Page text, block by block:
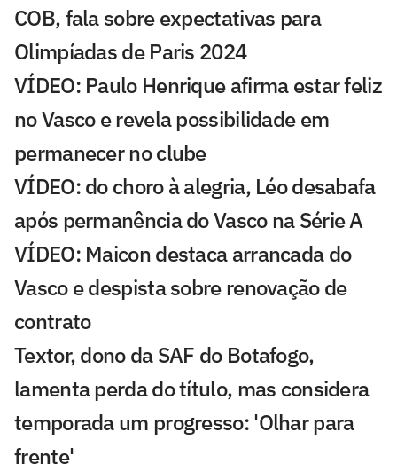
COB, fala sobre expectativas para
Olimpíadas de Paris 2024
VÍDEO: Paulo Henrique afirma estar feliz
no Vasco e revela possibilidade em
permanecer no clube
VÍDEO: do choro à alegria, Léo desabafa
após permanência do Vasco na Série A
VÍDEO: Maicon destaca arrancada do
Vasco e despista sobre renovação de
contrato
Textor, dono da SAF do Botafogo,
lamenta perda do título, mas considera
temporada um progresso: 'Olhar para
frente'